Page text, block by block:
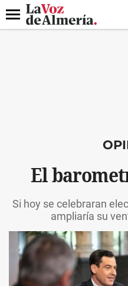
DESTACADO
Menú
El
Si hoy se celebraran
ampliaría su